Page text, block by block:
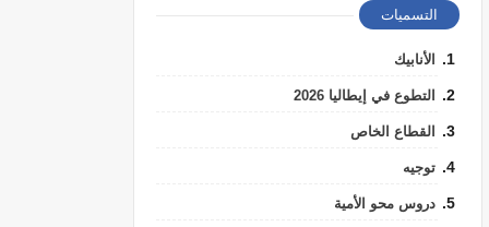
التسميات
الأنابيك
التطوع في إيطاليا 2026
القطاع الخاص
توجيه
دروس محو الأمية